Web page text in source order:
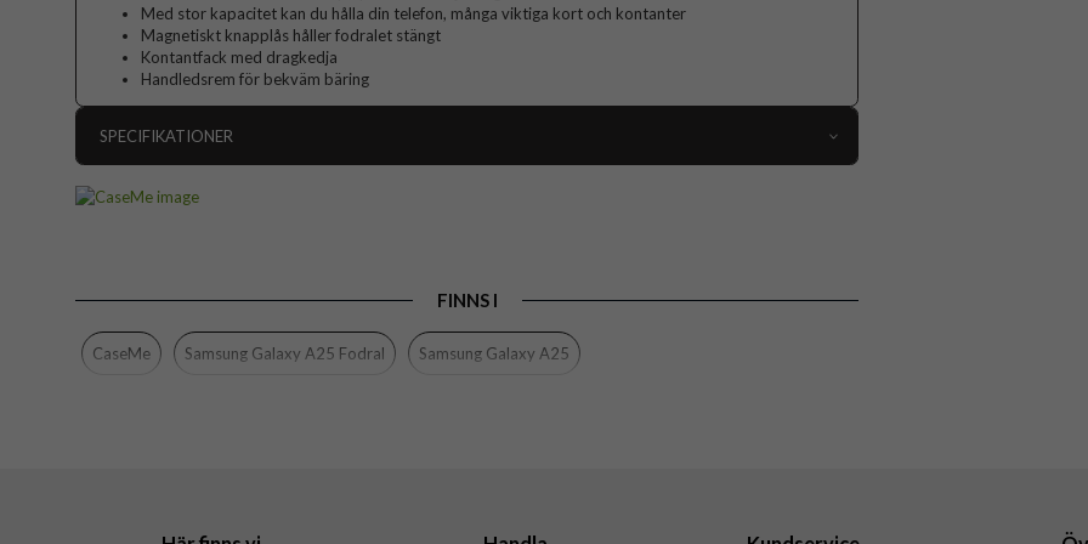
Med stor kapacitet kan du hålla din telefon, många viktiga kort och kontanter
Magnetiskt knapplås håller fodralet stängt
Kontantfack med dragkedja
Handledsrem för bekväm bäring
SPECIFIKATIONER
Egenskaper
Dragkedja, Handrem, Kortfack, Löstagbart skal
Färg
FINNS I
CaseMe Samsung Galaxy A25 Fodral Samsung Galaxy A25